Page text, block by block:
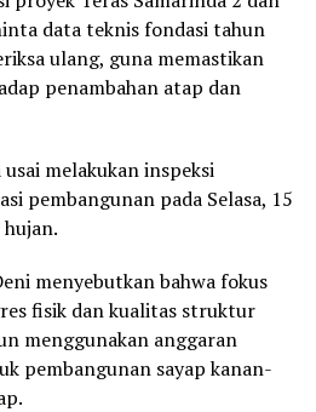
data teknis fondasi tahun
ulang, guna memastikan
penambahan atap dan
melakukan inspeksi
pembangunan pada Selasa, 15
menyebutkan bahwa fokus
fisik dan kualitas struktur
menggunakan anggaran
pembangunan sayap kanan-